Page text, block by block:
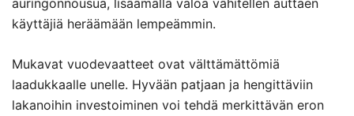
käyttäjiä heräämään lempeämmin.
Mukavat vuodevaatteet ovat välttämättömiä
laadukkaalle unelle. Hyvään patjaan ja hengittäviin
lakanoihin investoiminen voi tehdä merkittävän eron